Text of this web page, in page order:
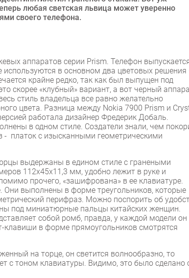
CIO/Управление ИТ
любая светская львица может уверенно
своего телефона.
аппаратов серии Prism. Телефон
используются в основном два цветовых решения
крайне редко, так как был выпущен под
скорее «клубный» вариант, а вот черный
стиль владельца все равно желательно
цвета. Разница между Nokia 7900 Prism и
работала дизайнер Фредерик Добаль.
в одном стиле. Создатели знали, чем
- платок с изысканными геометрическими
выдержаны в едином стиле с гранеными
112x45x11,3 мм, удобно лежит в руке и
прочего, «зашифрована» в ее клавиатуре.
Они выполнены в форме треугольников, которые
перифраз. Можно поспорить об
под миниатюрные пальцы китайских женщин.
собой ромб, правда, у каждой модели он
клавиши в форме прямоугольников смотрятся
на торце, он светится волнообразно, то
с тоном клавиатуры. Видимо, это было сделано